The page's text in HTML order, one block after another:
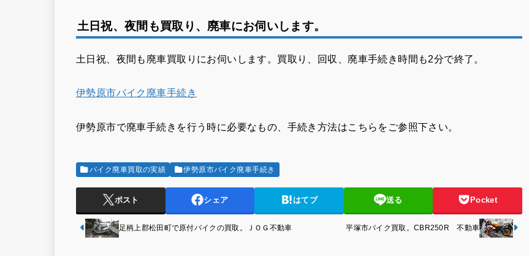
土日祝、夜間も買取り、廃車にお伺いします。
土日祝、夜間も廃車買取りにお伺いします。買取り、回収、廃車手続き時間も2分で終了。
伊勢原市バイク廃車手続き
伊勢原市で廃車手続きを行う時に必要なもの、手続き方法はこちらをご参照下さい。
バイク廃車買取の実績 伊勢原市バイク廃車手続き
ポスト シェア はてブ 送る Pocket
足柄上郡松田町で原付バイクの買取。ＪＯＧ不動車 平塚市バイク買取。CBR250R 不動車